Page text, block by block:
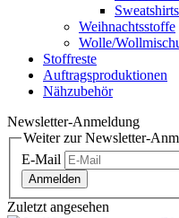
Weihnachtsstoffe
Wolle/
Stoffreste
Auftragsproduktionen
Nähzubehör
Newsletter-Anmeldung
Weiter zur Newsletter-
E-Mail
Anmelden
Zuletzt angesehen